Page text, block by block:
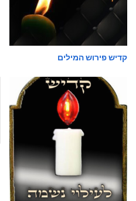
קדיש פירוש המילים